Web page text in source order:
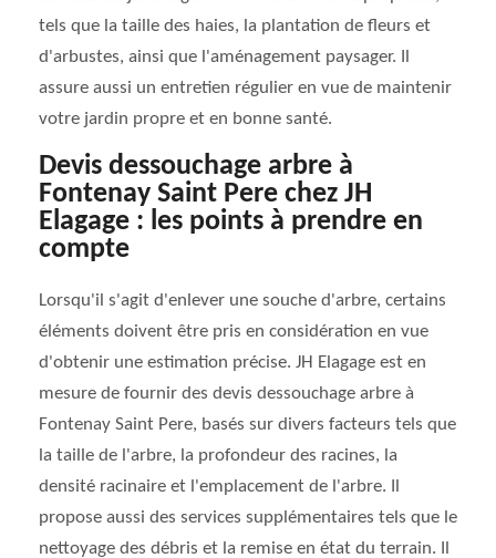
tels que la taille des haies, la plantation de fleurs et
d'arbustes, ainsi que l'aménagement paysager. Il
assure aussi un entretien régulier en vue de maintenir
votre jardin propre et en bonne santé.
Devis dessouchage arbre à
Fontenay Saint Pere chez JH
Elagage : les points à prendre en
compte
Lorsqu'il s'agit d'enlever une souche d'arbre, certains
éléments doivent être pris en considération en vue
d'obtenir une estimation précise. JH Elagage est en
mesure de fournir des devis dessouchage arbre à
Fontenay Saint Pere, basés sur divers facteurs tels que
la taille de l'arbre, la profondeur des racines, la
densité racinaire et l'emplacement de l'arbre. Il
propose aussi des services supplémentaires tels que le
nettoyage des débris et la remise en état du terrain. Il